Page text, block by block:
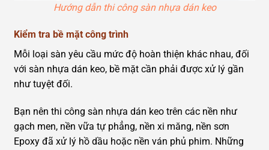
Hướng dẫn thi công sàn nhựa dán keo
Kiểm tra bề mặt công trình
Mỗi loại sàn yêu cầu mức độ hoàn thiện khác nhau, đối
với sàn nhựa dán keo, bề mặt cần phải được xử lý gần
như tuyệt đối.
Bạn nên thi công sàn nhựa dán keo trên các nền như
gạch men, nền vữa tự phẳng, nền xi măng, nền sơn
Epoxy đã xử lý hồ dầu hoặc nền ván phủ phim. Những